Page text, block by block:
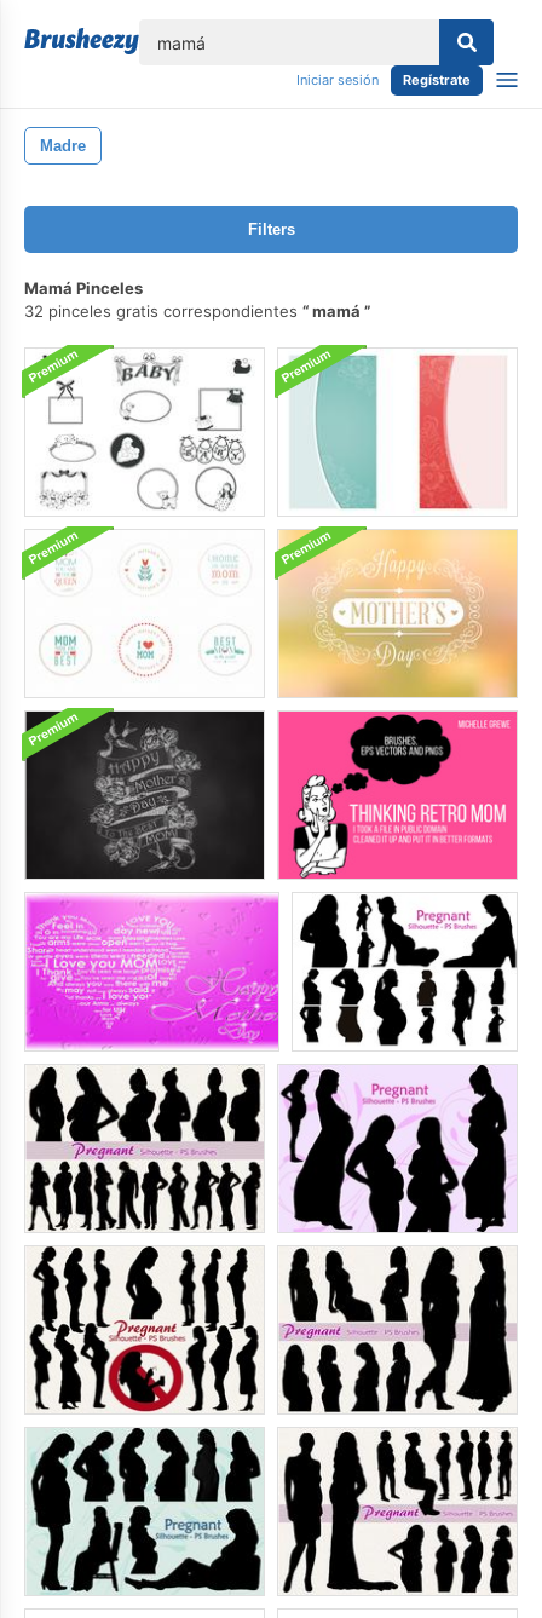
Iniciar sesión Regístrate
Madre
Filters
Mamá Pinceles
32 pinceles gratis correspondientes
mamá